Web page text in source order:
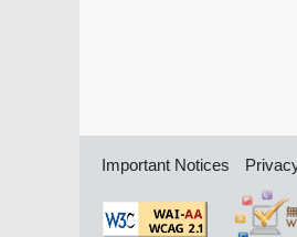
Important Notices